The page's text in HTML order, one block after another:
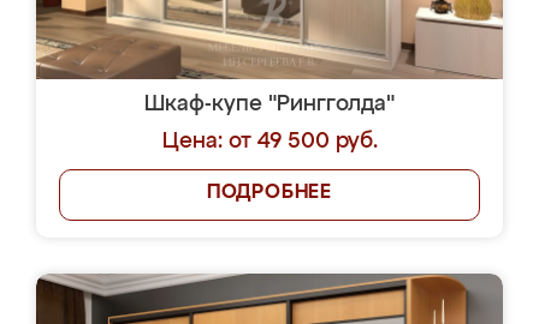
Шкаф-купе "Рингголда"
Цена: от 49 500 руб.
ПОДРОБНЕЕ